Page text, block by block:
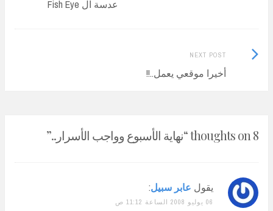
post:
عدسة ال Fish Eye
NEXT POST
أخيرا موقعي يعمل..!!
Next
Post:
8 thoughts on “ نهاية الأسبوع وواجب الأسرار..”
يقول عابر سبيل:
06 يوليو 2008 الساعة 11:12 ص